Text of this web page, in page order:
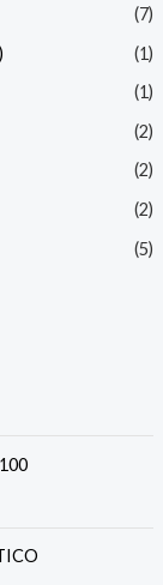
(7)
(1)
(1)
(2)
(2)
(2)
(5)